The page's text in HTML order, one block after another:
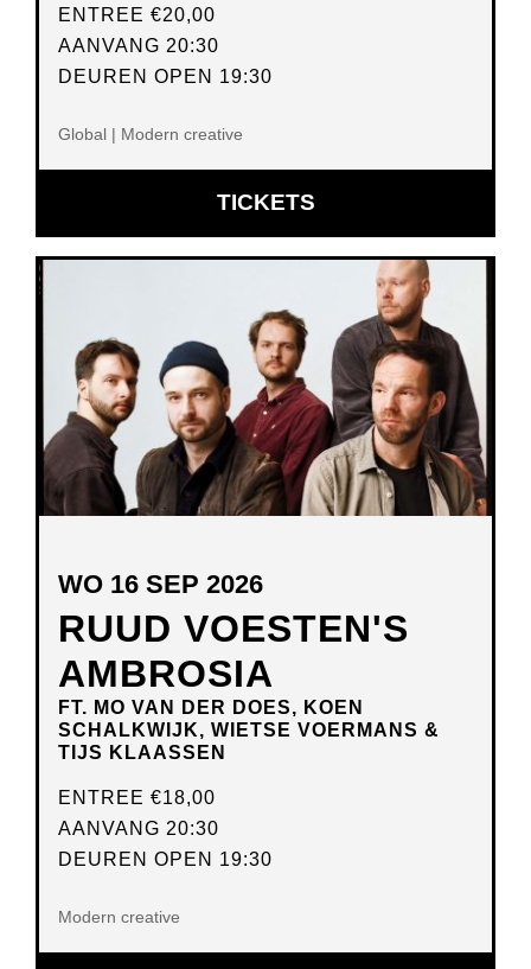
ENTREE €20,00
AANVANG 20:30
DEUREN OPEN 19:30
Global | Modern creative
TICKETSOPENT
IN
NIEUW
VENSTER
RUUD VOESTEN'S
AMBROSIA
FT. MO VAN DER DOES, KOEN
SCHALKWIJK, WIETSE VOERMANS &
TIJS KLAASSEN
WO 16 SEP 2026
ENTREE €18,00
AANVANG 20:30
DEUREN OPEN 19:30
Modern creative